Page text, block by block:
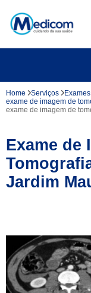
Home Serviços
exame de imagem de
exame de imagem de
Exame de
Jardim